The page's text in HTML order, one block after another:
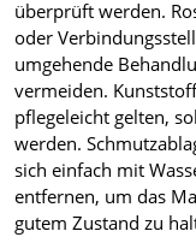
überprüft werden.
oder
umgehende
vermeiden.
pflegeleicht gelten,
werden.
sich einfach mit
entfernen, um das
gutem Zustand zu